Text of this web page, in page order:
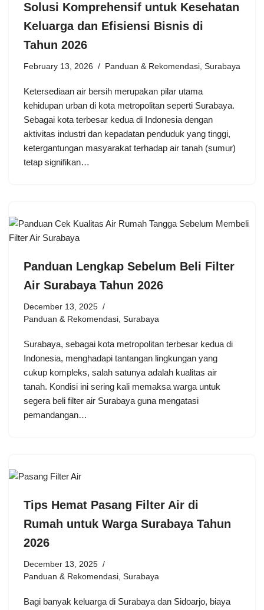
Solusi Komprehensif untuk Kesehatan
Keluarga dan Efisiensi Bisnis di
Tahun 2026
February 13, 2026 Panduan & Rekomendasi, Surabaya
Ketersediaan air bersih merupakan pilar utama
kehidupan urban di kota metropolitan seperti Surabaya.
Sebagai kota terbesar kedua di Indonesia dengan
aktivitas industri dan kepadatan penduduk yang tinggi,
ketergantungan masyarakat terhadap air tanah (sumur)
tetap signifikan…
Panduan Lengkap Sebelum Beli Filter
Air Surabaya Tahun 2026
December 13, 2025
Panduan & Rekomendasi, Surabaya
Surabaya, sebagai kota metropolitan terbesar kedua di
Indonesia, menghadapi tantangan lingkungan yang
cukup kompleks, salah satunya adalah kualitas air
tanah. Kondisi ini sering kali memaksa warga untuk
segera beli filter air Surabaya guna mengatasi
pemandangan…
Tips Hemat Pasang Filter Air di
Rumah untuk Warga Surabaya Tahun
2026
December 13, 2025
Panduan & Rekomendasi, Surabaya
Bagi banyak keluarga di Surabaya dan Sidoarjo, biaya